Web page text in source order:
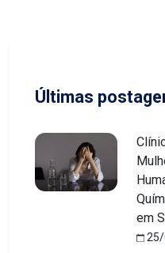
Últimas
em